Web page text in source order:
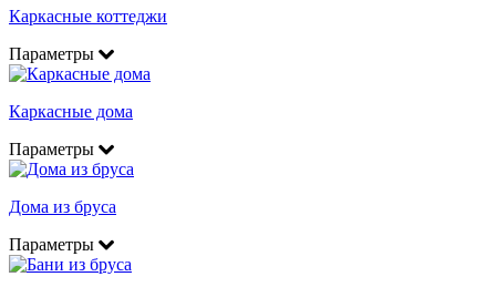
Каркасные коттеджи
Параметры
Каркасные дома
Параметры
Дома из бруса
Параметры